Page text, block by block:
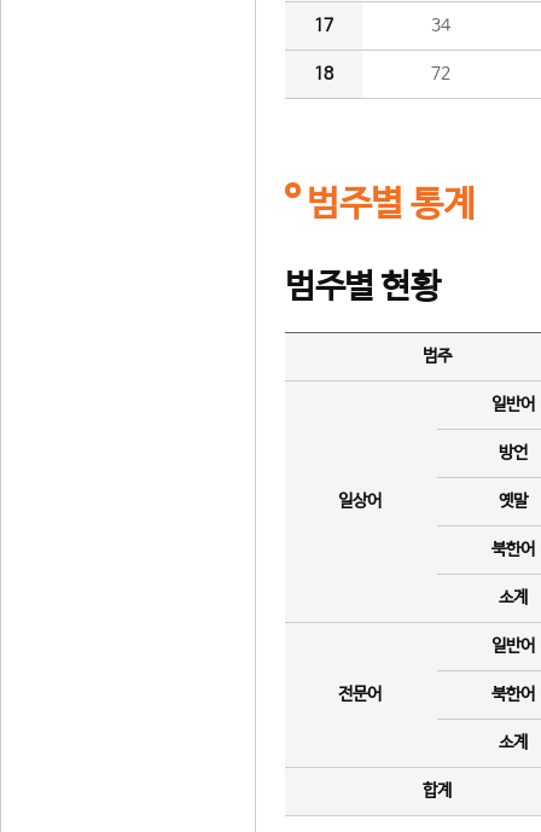
17 34
18 72
범주별 통계
범주별 현황
범주
일상어
일반어
방언
옛말
북한어
소계
전문어
일반어
북한어
소계
합계